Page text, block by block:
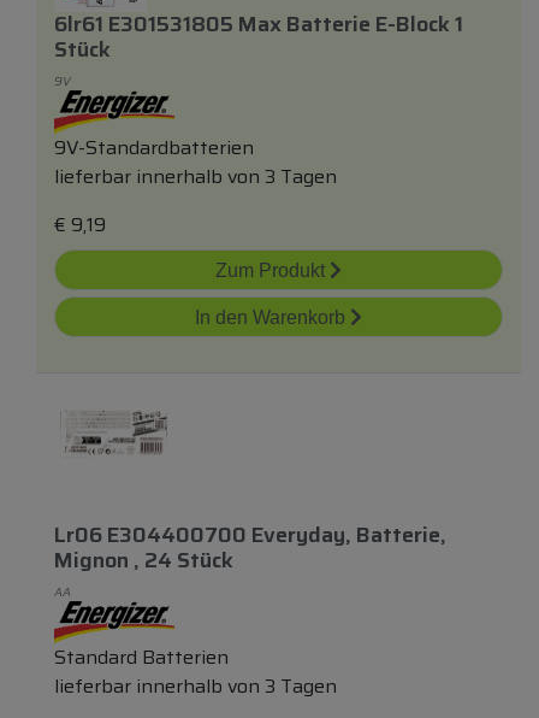
6lr61 E301531805 Max Batterie E-Block 1
Stück
9V
9V-Standardbatterien
lieferbar innerhalb von 3 Tagen
€ 9,19
Zum Produkt
In den Warenkorb
Lr06 E304400700 Everyday, Batterie,
Mignon , 24 Stück
AA
Standard Batterien
lieferbar innerhalb von 3 Tagen